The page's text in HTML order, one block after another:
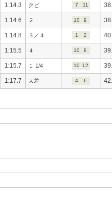
1:14.3 クビ 7 11
1:14.6 ２ 10 9
1:14.8 ３／４ 1 2
1:15.5 ４ 10 9
1:15.7 １ 1/4 10 12
1:17.7 大差 4 6